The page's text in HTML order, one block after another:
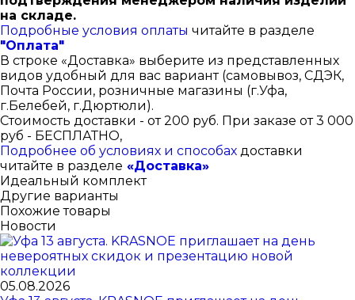
на складе.
Подробные условия оплаты читайте в разделе
"Оплата"
В строке «Доставка» выберите из представленных
видов удобный для вас вариант (самовывоз, СДЭК,
Почта России, розничные магазины (г.Уфа,
г.Белебей, г.Дюртюли).
Стоимость доставки - от 200 руб. При заказе от 3 000
руб - БЕСПЛАТНО,
Подробнее об условиях и способах доставки
читайте в разделе «Доставка»
Идеальный комплект
Другие варианты
Похожие товары
Новости
05.08.2026